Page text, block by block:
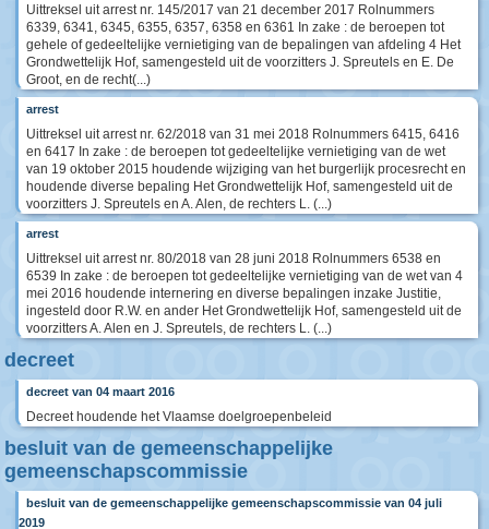
Uittreksel uit arrest nr. 145/2017 van 21 december 2017 Rolnummers
6339, 6341, 6345, 6355, 6357, 6358 en 6361 In zake : de beroepen tot
gehele of gedeeltelijke vernietiging van de bepalingen van afdeling 4 Het
Grondwettelijk Hof, samengesteld uit de voorzitters J. Spreutels en E. De
Groot, en de recht(...)
arrest
Uittreksel uit arrest nr. 62/2018 van 31 mei 2018 Rolnummers 6415, 6416
en 6417 In zake : de beroepen tot gedeeltelijke vernietiging van de wet
van 19 oktober 2015 houdende wijziging van het burgerlijk procesrecht en
houdende diverse bepaling Het Grondwettelijk Hof, samengesteld uit de
voorzitters J. Spreutels en A. Alen, de rechters L. (...)
arrest
Uittreksel uit arrest nr. 80/2018 van 28 juni 2018 Rolnummers 6538 en
6539 In zake : de beroepen tot gedeeltelijke vernietiging van de wet van 4
mei 2016 houdende internering en diverse bepalingen inzake Justitie,
ingesteld door R.W. en ander Het Grondwettelijk Hof, samengesteld uit de
voorzitters A. Alen en J. Spreutels, de rechters L. (...)
decreet
decreet van 04 maart 2016
Decreet houdende het Vlaamse doelgroepenbeleid
besluit van de gemeenschappelijke
gemeenschapscommissie
besluit van de gemeenschappelijke gemeenschapscommissie van 04 juli
2019